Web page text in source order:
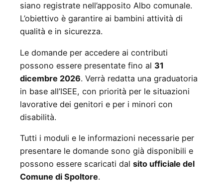
siano registrate nell’apposito Albo comunale.
L’obiettivo è garantire ai bambini attività di
qualità e in sicurezza.
Le domande per accedere ai contributi
possono essere presentate fino al 31
dicembre 2026. Verrà redatta una graduatoria
in base all’ISEE, con priorità per le situazioni
lavorative dei genitori e per i minori con
disabilità.
Tutti i moduli e le informazioni necessarie per
presentare le domande sono già disponibili e
possono essere scaricati dal sito ufficiale del
Comune di Spoltore.